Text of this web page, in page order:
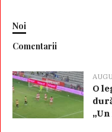
Noi
Comentarii
O